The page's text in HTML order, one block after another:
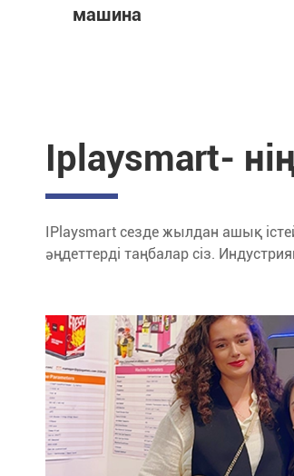
машина
Iplaysmart-
IPlaysmart сезде жылдан ашық
әңдеттерді таңбалар сіз.